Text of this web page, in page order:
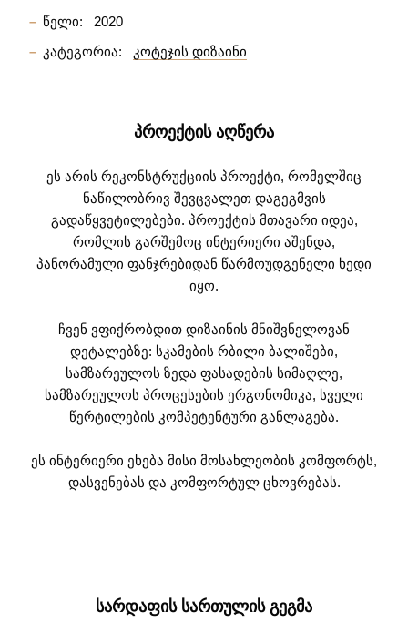
წელი:
2020
კატეგორია:
კოტეჯის დიზაინი
ᲞᲠᲝᲔᲥᲢᲘᲡ ᲐᲦᲬᲔᲠᲐ
ეს არის რეკონსტრუქციის პროექტი, რომელშიც
ნაწილობრივ შევცვალეთ დაგეგმვის
გადაწყვეტილებები. პროექტის მთავარი იდეა,
რომლის გარშემოც ინტერიერი აშენდა,
პანორამული ფანჯრებიდან წარმოუდგენელი ხედი
იყო.
ჩვენ ვფიქრობდით დიზაინის მნიშვნელოვან
დეტალებზე: სკამების რბილი ბალიშები,
სამზარეულოს ზედა ფასადების სიმაღლე,
სამზარეულოს პროცესების ერგონომიკა, სველი
წერტილების კომპეტენტური განლაგება.
ეს ინტერიერი ეხება მისი მოსახლეობის კომფორტს,
დასვენებას და კომფორტულ ცხოვრებას.
ᲡᲐᲠᲓᲐᲤᲘᲡ ᲡᲐᲠᲗᲣᲚᲘᲡ ᲒᲔᲒᲛᲐ